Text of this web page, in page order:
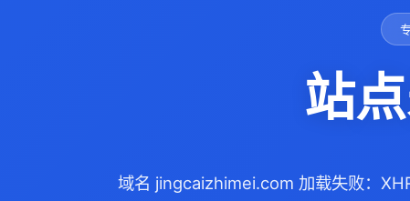
站
域名 jingcaizhimei.com 加载失败：